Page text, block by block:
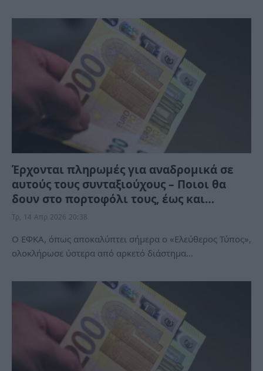
Έρχονται πληρωμές για αναδρομικά σε
αυτούς τους συνταξιούχους – Ποιοι θα
δουν στο πορτοφόλι τους, έως και…
Τρ, 14 Απρ 2026 20:38
Ο ΕΦΚΑ, όπως αποκαλύπτει σήμερα ο «Ελεύθερος Τύπος»,
ολοκλήρωσε ύστερα από αρκετό διάστημα…